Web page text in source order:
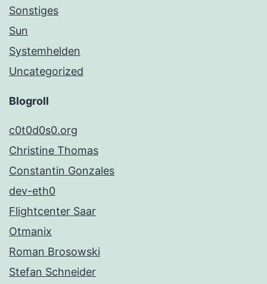
Sonstiges
Sun
Systemhelden
Uncategorized
Blogroll
c0t0d0s0.org
Christine Thomas
Constantin Gonzales
dev-eth0
Flightcenter Saar
Otmanix
Roman Brosowski
Stefan Schneider